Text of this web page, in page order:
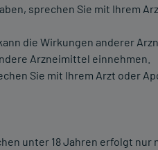
sprechen Sie mit Ihrem
die Wirkungen anderer
Arzneimittel einnehmen.
Sie mit Ihrem Arzt oder
unter 18 Jahren erfolgt nur